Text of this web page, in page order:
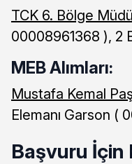
TCK 6. Bölge
00008961368 ), 2
MEB Alımları:
Mustafa Kemal
Elemanı Garson (
Başvuru İçin